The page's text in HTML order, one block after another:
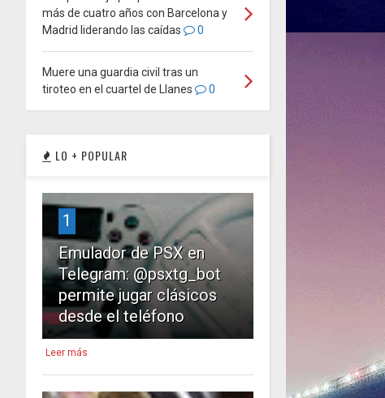
más de cuatro años con Barcelona y
Madrid liderando las caídas
0
Muere una guardia civil tras un
tiroteo en el cuartel de Llanes
0
LO + POPULAR
1
Emulador de PSX en
Telegram: @psxtg_bot
permite jugar clásicos
desde el teléfono
Leer más